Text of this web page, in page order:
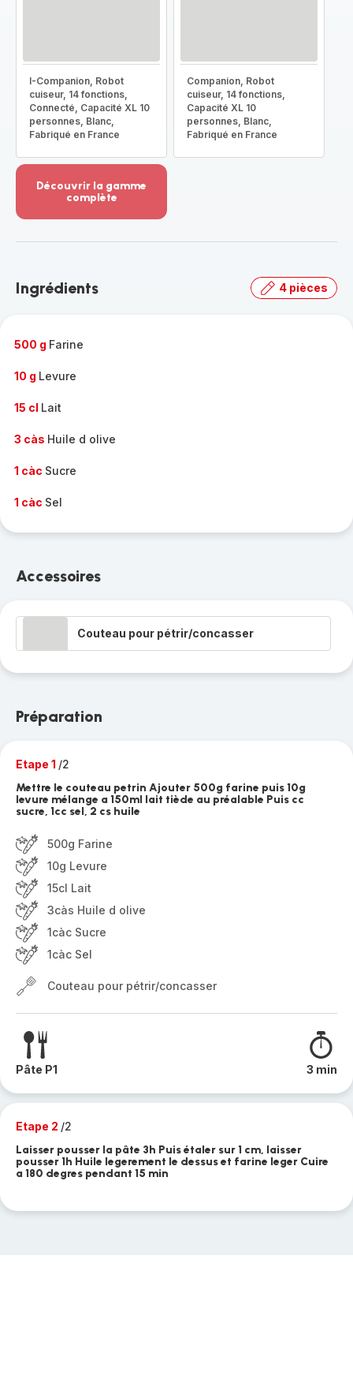
I-Companion, Robot
cuiseur, 14 fonctions,
Connecté, Capacité XL 10
personnes, Blanc,
Fabriqué en France
Companion, Robot
cuiseur, 14 fonctions,
Capacité XL 10
personnes, Blanc,
Fabriqué en France
Découvrir la gamme
complète
-
gamme
Ingrédients 4 pièces
500 g Farine
10 g Levure
15 cl Lait
3 càs Huile d olive
1 càc Sucre
1 càc Sel
Accessoires
Couteau pour pétrir/concasser
Préparation
Etape 1 /2
Mettre le couteau petrin Ajouter 500g farine puis 10g
levure mélange a 150ml lait tiède au préalable Puis cc
sucre, 1cc sel, 2 cs huile
500g Farine
10g Levure
15cl Lait
3càs Huile d olive
1càc Sucre
1càc Sel
Couteau pour pétrir/concasser
Pâte P1 3 min
Etape 2 /2
Laisser pousser la pâte 3h Puis étaler sur 1 cm, laisser
pousser 1h Huile legerement le dessus et farine leger Cuire
a 180 degres pendant 15 min